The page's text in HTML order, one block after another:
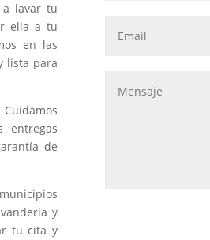
a lavar tu
ella a tu
en las
lista para
entregas
de
y
tu cita y